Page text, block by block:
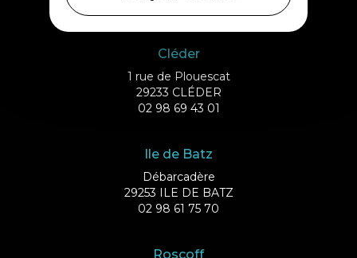
Cléder
1 rue de Plouescat
29233 CLÉDER
02 98 69 43 01
Ile de Batz
Débarcadère
29253 ILE DE BATZ
02 98 61 75 70
Roscoff